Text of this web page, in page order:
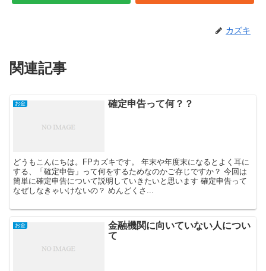
カズキ
関連記事
お金 確定申告って何？？
どうもこんにちは。FPカズキです。 年末や年度末になるとよく耳に
する、「確定申告」って何をするためなのかご存じですか？ 今回は
簡単に確定申告について説明していきたいと思います 確定申告って
なぜしなきゃいけないの？ めんどくさ...
お金
金融機関に向いていない人につい
て